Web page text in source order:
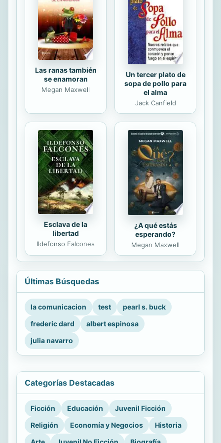
Las ranas también
se enamoran
Megan Maxwell
Un tercer plato de
sopa de pollo para
el alma
Jack Canfield
Esclava de la
libertad
Ildefonso Falcones
¿A qué estás
esperando?
Megan Maxwell
Últimas Búsquedas
la comunicacion test
pearl s. buck
frederic dard
albert espinosa
julia navarro
Categorías Destacadas
Ficción Educación
Juvenil Ficción
Religión
Economía y Negocios
Historia